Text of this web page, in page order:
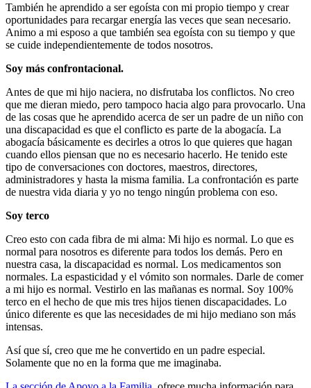
También he aprendido a ser egoísta con mi propio tiempo y crear
oportunidades para recargar energía las veces que sean necesario.
Animo a mi esposo a que también sea egoísta con su tiempo y que
se cuide independientemente de todos nosotros.
Soy más confrontacional.
Antes de que mi hijo naciera, no disfrutaba los conflictos. No creo
que me dieran miedo, pero tampoco hacia algo para provocarlo. Una
de las cosas que he aprendido acerca de ser un padre de un niño con
una discapacidad es que el conflicto es parte de la abogacía. La
abogacía básicamente es decirles a otros lo que quieres que hagan
cuando ellos piensan que no es necesario hacerlo. He tenido este
tipo de conversaciones con doctores, maestros, directores,
administradores y hasta la misma familia. La confrontación es parte
de nuestra vida diaria y yo no tengo ningún problema con eso.
Soy terco
Creo esto con cada fibra de mi alma: Mi hijo es normal. Lo que es
normal para nosotros es diferente para todos los demás. Pero en
nuestra casa, la discapacidad es normal. Los medicamentos son
normales. La espasticidad y el vómito son normales. Darle de comer
a mi hijo es normal. Vestirlo en las mañanas es normal. Soy 100%
terco en el hecho de que mis tres hijos tienen discapacidades. Lo
único diferente es que las necesidades de mi hijo mediano son más
intensas.
Así que sí, creo que me he convertido en un padre especial.
Solamente que no en la forma que me imaginaba.